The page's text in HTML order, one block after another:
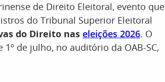
de Direito Eleitoral, evento que
do Tribunal Superior Eleitoral
do Direito nas eleições 2026. O
de julho, no auditório da OAB-SC,